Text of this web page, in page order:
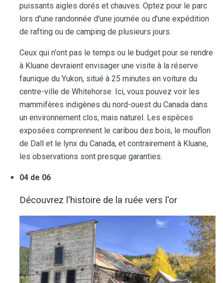
puissants aigles dorés et chauves. Optez pour le parc
lors d'une randonnée d'une journée ou d'une expédition
de rafting ou de camping de plusieurs jours.
Ceux qui n'ont pas le temps ou le budget pour se rendre
à Kluane devraient envisager une visite à la réserve
faunique du Yukon, situé à 25 minutes en voiture du
centre-ville de Whitehorse. Ici, vous pouvez voir les
mammifères indigènes du nord-ouest du Canada dans
un environnement clos, mais naturel. Les espèces
exposées comprennent le caribou des bois, le mouflon
de Dall et le lynx du Canada, et contrairement à Kluane,
les observations sont presque garanties.
04 de 06
Découvrez l'histoire de la ruée vers l'or